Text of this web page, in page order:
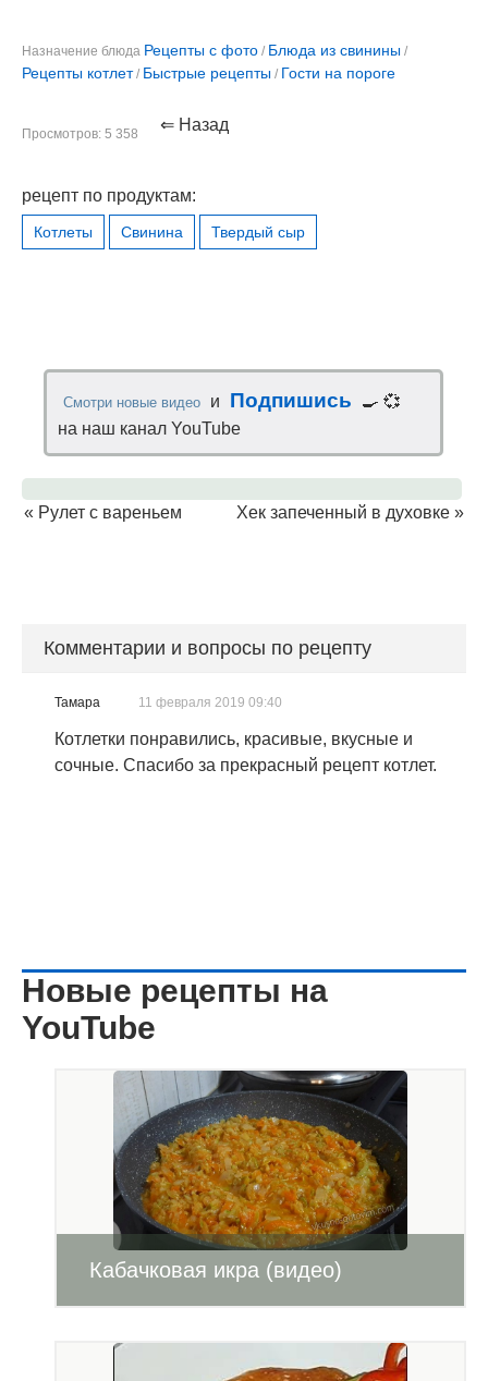
Назначение блюда Рецепты с фото / Блюда из свинины /
Рецепты котлет/ Быстрые рецепты / Гости на пороге
Просмотров: 5 358 ⇐ Назад
рецепт по продуктам:
Котлеты Свинина Твердый сыр
Смотри новые видео и Подпишись
🍳 💞
на наш канал YouTube
« Рулет с вареньем Хек запеченный в духовке »
Комментарии и вопросы по рецепту
Тамара 11 февраля 2019 09:40
Котлетки понравились, красивые, вкусные и
сочные. Спасибо за прекрасный рецепт котлет.
Новые рецепты на
YouTube
Кабачковая икра (видео)